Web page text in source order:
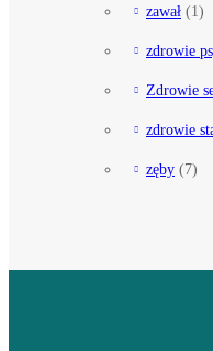
zawał (1)
zdrowie
Zdrowie
zdrowie
zęby (7)